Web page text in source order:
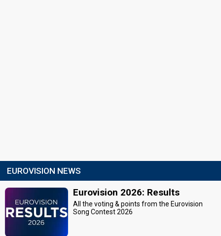
EUROVISION NEWS
Eurovision 2026: Results
All the voting & points from the Eurovision
Song Contest 2026